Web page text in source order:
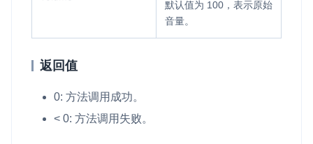
对实时音频和视频画面进行风险识别，并联动回调和业务处置流
程
云市场
SDK 拓展插件
默认值为 100，表示原始
音量。
返回值
0: 方法调用成功。
< 0: 方法调用失败。